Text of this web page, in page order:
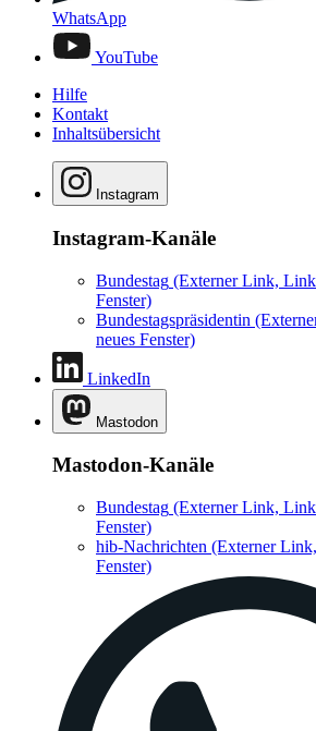
WhatsApp
YouTube
Hilfe
Kontakt
Inhaltsübersicht
Instagram
Instagram-Kanäle
Bundestag (Externer Link,
Fenster)
Bundestagspräsidentin
neues Fenster)
LinkedIn
Mastodon
Mastodon-Kanäle
Bundestag (Externer Link,
Fenster)
hib-Nachrichten (Externer
Fenster)